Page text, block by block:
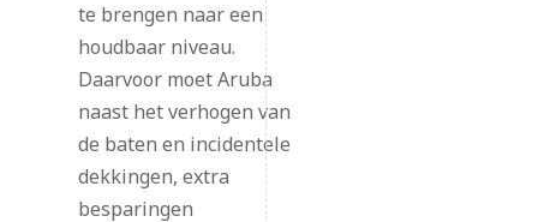
te brengen naar een
houdbaar niveau.
Daarvoor moet Aruba
naast het verhogen van
de baten en incidentele
dekkingen, extra
besparingen